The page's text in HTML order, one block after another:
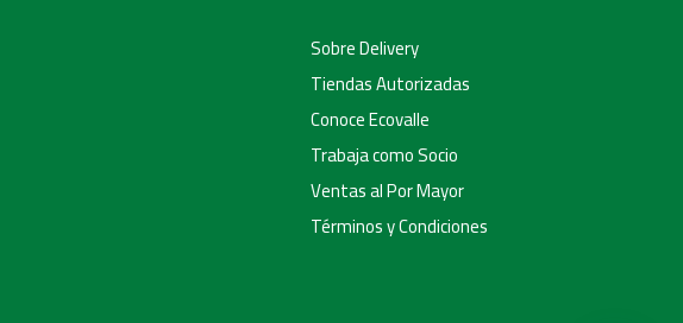
Sobre Delivery
Tiendas Autorizadas
Conoce Ecovalle
Trabaja como Socio
Ventas al Por Mayor
Términos y Condiciones